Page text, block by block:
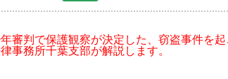
審判で保護観察が決定した、窃盗事件を
事務所千葉支部が解説します。